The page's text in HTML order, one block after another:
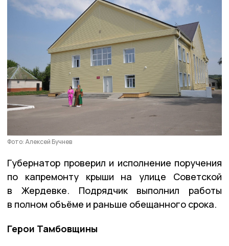
Фото: Алексей Бучнев
Губернатор проверил и исполнение поручения
по капремонту крыши на улице Советской
в Жердевке. Подрядчик выполнил работы
в полном объёме и раньше обещанного срока.
Герои Тамбовщины